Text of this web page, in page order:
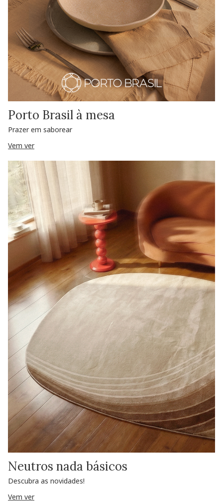
Porto Brasil à mesa
Prazer em saborear
Vem ver
Neutros nada básicos
Descubra as novidades!
Vem ver